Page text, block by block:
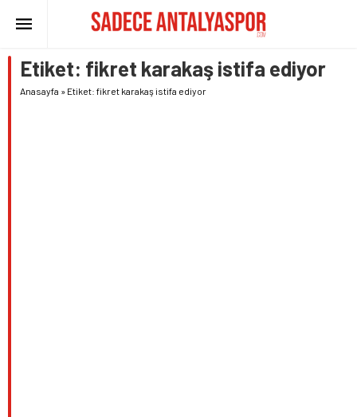
Etiket: fikret karakaş istifa ediyor
Anasayfa » Etiket: fikret karakaş istifa ediyor